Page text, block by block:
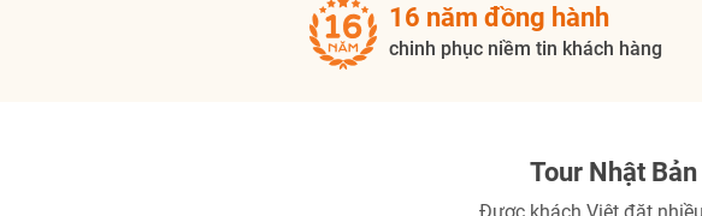
16 năm đồng hành
chinh phục niềm tin khách hàng
Tour Nhật
Được khách Việt đặt